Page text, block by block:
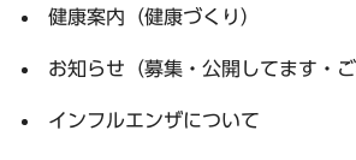
健康案内（健康づくり）
お知らせ（募集・公開してます・ご
インフルエンザについて